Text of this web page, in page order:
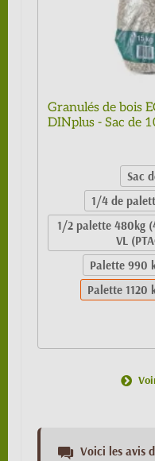
Granulés de bois
DINplus - Sac de
Sac
1/4 de
1/2 palette 480kg
VL
Palette 990
Palette 1120
Voici les avis